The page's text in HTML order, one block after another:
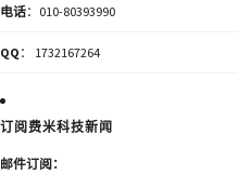
电话：010-80393990
QQ ： 1732167264
订阅费米科技新闻
邮件订阅：